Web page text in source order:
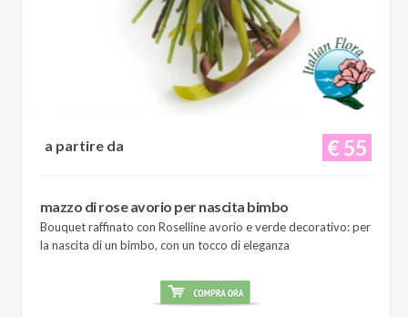
€ 55
a partire da
mazzo di rose avorio per nascita bimbo
Bouquet raffinato con Roselline avorio e verde decorativo: per
la nascita di un bimbo, con un tocco di eleganza